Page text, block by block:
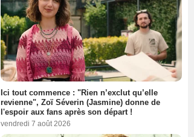
Ici tout commence : "Rien n’exclut qu’elle
revienne", Zoï Séverin (Jasmine) donne de
l'espoir aux fans après son départ !
vendredi 7 août 2026